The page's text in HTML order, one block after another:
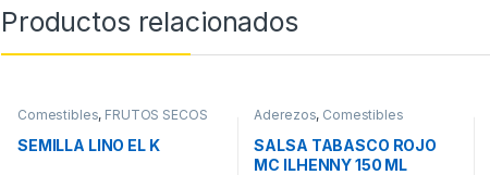
Productos relacionados
Comestibles, FRUTOS SECOS
SEMILLA LINO EL K
Aderezos, Comestibles
SALSA TABASCO ROJO
MC ILHENNY 150 ML